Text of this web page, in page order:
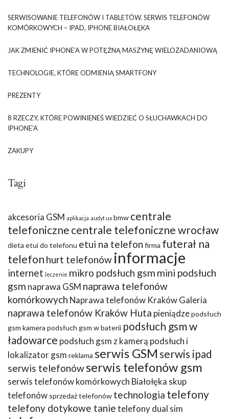
SERWISOWANIE TELEFONÓW I TABLETÓW. SERWIS TELEFONÓW
KOMÓRKOWYCH – IPAD, IPHONE BIAŁOŁĘKA
JAK ZMIENIĆ IPHONE’A W POTĘŻNĄ MASZYNĘ WIELOZADANIOWĄ
TECHNOLOGIE, KTÓRE ODMIENIĄ SMARTFONY
PREZENTY
8 RZECZY, KTÓRE POWINIENEŚ WIEDZIEĆ O SŁUCHAWKACH DO
IPHONE’A
ZAKUPY
Tagi
akcesoria GSM aplikacja audyt ux bmw centrale
telefoniczne centrale telefoniczne wrocław
dieta etui do telefonu etui na telefon firma futerał na
telefon hurt telefonów informacje
internet leczenie mikro podsłuch gsm mini podsłuch
gsm naprawa GSM naprawa telefonów
komórkowych Naprawa telefonów Kraków Galeria
naprawa telefonów Kraków Huta pieniądzepodsłuch
gsm kamera podsłuch gsm w baterii podsłuch gsm w
ładowarce podsłuch gsm z kamerą podsłuch i
lokalizator gsm reklama serwis GSM serwis ipad
serwis telefonówserwis telefonów gsm
serwis telefonów komórkowych Białołęka skup
telefonów sprzedaż telefonów technologia telefony
telefony dotykowe tanietelefony dual sim